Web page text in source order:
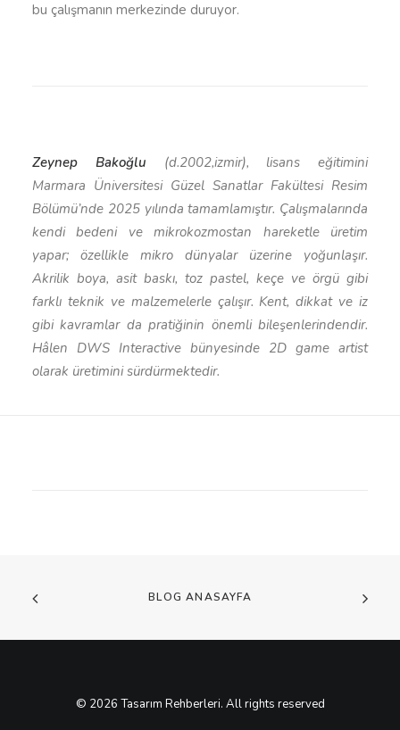
bu çalışmanın merkezinde duruyor.
Zeynep Bakoğlu (d.2002,izmir), lisans eğitimini
Marmara Üniversitesi Güzel Sanatlar Fakültesi Resim
Bölümü’nde 2025 yılında tamamlamıştır. Çalışmalarında
kendi bedeni ve mikrokozmostan hareketle üretim
yapar; özellikle mikro dünyalar üzerine yoğunlaşır.
Akrilik boya, asit baskı, toz pastel, keçe ve örgü gibi
farklı teknik ve malzemelerle çalışır. Kent, dikkat ve iz
gibi kavramlar da pratiğinin önemli bileşenlerindendir.
Hâlen DWS Interactive bünyesinde 2D game artist
olarak üretimini sürdürmektedir.
BLOG ANASAYFA
© 2026 Tasarım Rehberleri. All rights reserved